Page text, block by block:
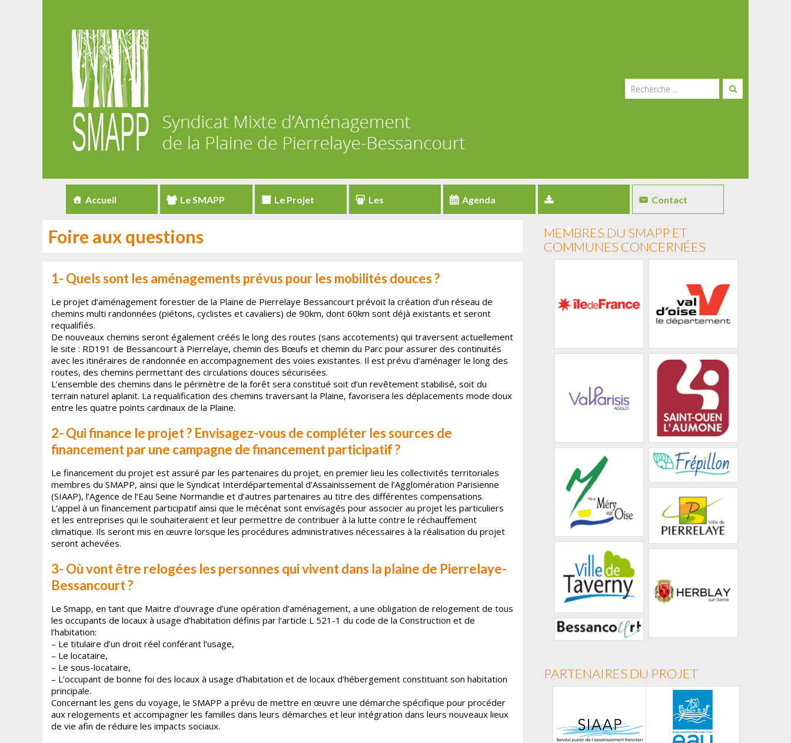
Accueil Le SMAPP Le Projet Les Agenda
Téléchargements
Contact
Foire aux questions
1- Quels sont les aménagements prévus pour les mobilités douces ?
Le projet d’aménagement forestier de la Plaine de Pierrelaye Bessancourt prévoit la création d’un réseau de
chemins multi randonnées (piétons, cyclistes et cavaliers) de 90km, dont 60km sont déjà existants et seront
requalifiés.
De nouveaux chemins seront également créés le long des routes (sans accotements) qui traversent actuellement
le site : RD191 de Bessancourt à Pierrelaye, chemin des Bœufs et chemin du Parc pour assurer des continuités
avec les itinéraires de randonnée en accompagnement des voies existantes. Il est prévu d’aménager le long des
routes, des chemins permettant des circulations douces sécurisées.
L’ensemble des chemins dans le périmètre de la forêt sera constitué soit d’un revêtement stabilisé, soit du
terrain naturel aplanit. La requalification des chemins traversant la Plaine, favorisera les déplacements mode doux
entre les quatre points cardinaux de la Plaine.
2- Qui finance le projet ? Envisagez-vous de compléter les sources de
financement par une campagne de financement participatif ?
Le financement du projet est assuré par les partenaires du projet, en premier lieu les collectivités territoriales
membres du SMAPP, ainsi que le Syndicat Interdépartemental d’Assainissement de l’Agglomération Parisienne
(SIAAP), l’Agence de l’Eau Seine Normandie et d’autres partenaires au titre des différentes compensations.
L’appel à un financement participatif ainsi que le mécénat sont envisagés pour associer au projet les particuliers
et les entreprises qui le souhaiteraient et leur permettre de contribuer à la lutte contre le réchauffement
climatique. Ils seront mis en œuvre lorsque les procédures administratives nécessaires à la réalisation du projet
seront achevées.
3- Où vont être relogées les personnes qui vivent dans la plaine de Pierrelaye-
Bessancourt ?
Le Smapp, en tant que Maitre d’ouvrage d’une opération d’aménagement, a une obligation de relogement de tous
les occupants de locaux à usage d’habitation définis par l’article L 521-1 du code de la Construction et de
l’habitation:
– Le titulaire d’un droit réel conférant l’usage,
– Le locataire,
– Le sous-locataire,
– L’occupant de bonne foi des locaux à usage d’habitation et de locaux d’hébergement constituant son habitation
principale.
Concernant les gens du voyage, le SMAPP a prévu de mettre en œuvre une démarche spécifique pour procéder
aux relogements et accompagner les familles dans leurs démarches et leur intégration dans leurs nouveaux lieux
de vie afin de réduire les impacts sociaux.
MEMBRES DU SMAPP ET
COMMUNES CONCERNÉES
PARTENAIRES DU PROJET